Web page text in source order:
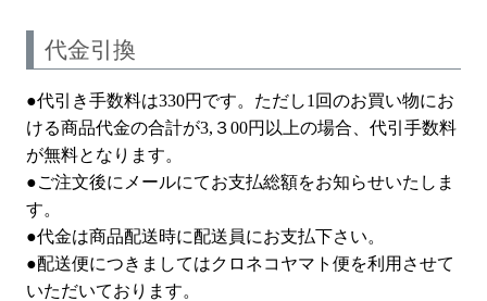
代金引換
●代引き手数料は330円です。ただし1回のお買い物にお
ける商品代金の合計が3,３00円以上の場合、代引手数料
が無料となります。
●ご注文後にメールにてお支払総額をお知らせいたしま
す。
●代金は商品配送時に配送員にお支払下さい。
●配送便につきましてはクロネコヤマト便を利用させて
いただいております。